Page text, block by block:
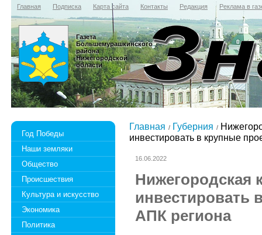
Главная Подписка Карта сайта Контакты Редакция Реклама в
Газета
Большемурашкинского
района
Нижегородской
области
Год Победы
Наши земляки
Общество
Происшествия
Культура и искусство
Экономика
Политика
Главная Губерния
инвестировать в крупные
16.06.2022
Нижегородская
инвестировать
АПК региона